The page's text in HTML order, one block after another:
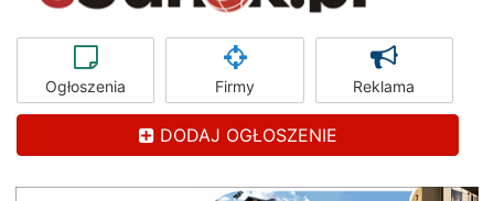
Ogłoszenia Firmy Reklama
DODAJ OGŁOSZENIE